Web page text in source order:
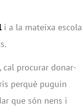
i a la mateixa escola
cal procurar donar-
perquè puguin
que són nens i